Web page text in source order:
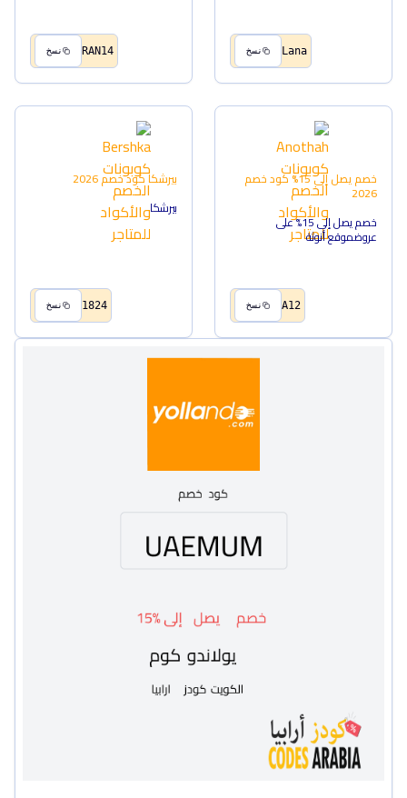
Lana نسخ RAN14 نسخ
خصم يصل إلى 15% كود خصم
2026
خصم يصل إلى 15% على
عروضموقع أنوثة
A12 نسخ
بيرشكاكود خصم2026
بيرشكا
1824 نسخ